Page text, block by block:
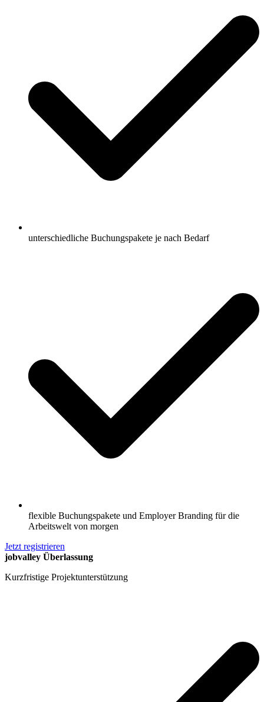
unterschiedliche Buchungspakete je nach Bedarf
flexible Buchungspakete und Employer Branding für die
Arbeitswelt von morgen
Jetzt registrieren
jobvalley Überlassung
Kurzfristige Projektunterstützung